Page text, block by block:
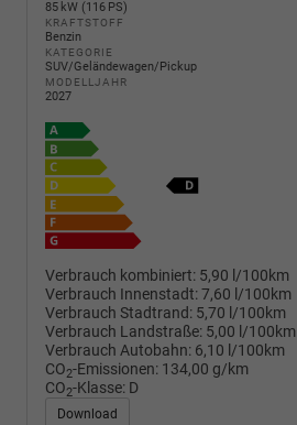
85 kW (116 PS)
KRAFTSTOFF
Benzin
KATEGORIE
SUV/Geländewagen/Pickup
MODELLJAHR
2027
Verbrauch kombiniert: 5,90 l/100km
Verbrauch Innenstadt:7,60 l/100km
Verbrauch Stadtrand: 5,70 l/100km
Verbrauch Landstraße: 5,00 l/100km
Verbrauch Autobahn: 6,10 l/100km
CO2-Emissionen: 134,00 g/km
CO2-Klasse: D
Download